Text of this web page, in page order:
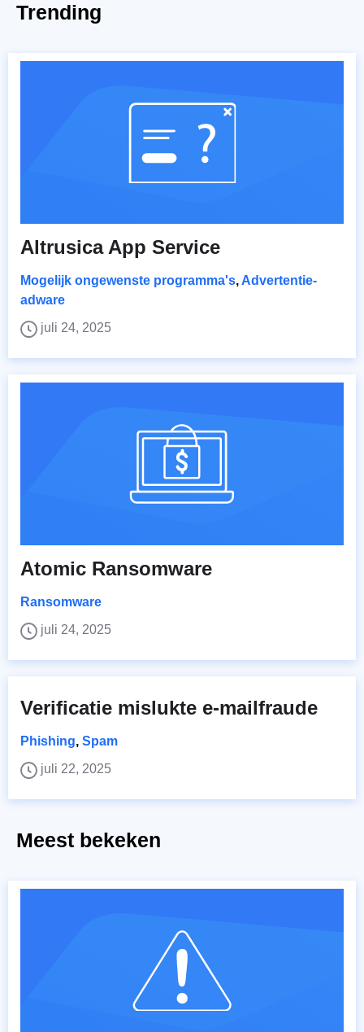
Trending
Altrusica App Service
Mogelijk ongewenste programma's, Advertentie-
adware
juli 24, 2025
Atomic Ransomware
Ransomware
juli 24, 2025
Verificatie mislukte e-mailfraude
Phishing, Spam
juli 22, 2025
Meest bekeken